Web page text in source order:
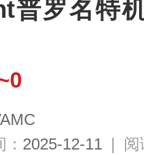
普罗名特
2025-12-11 | 阅